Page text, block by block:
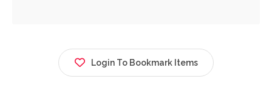
Login To Bookmark Items